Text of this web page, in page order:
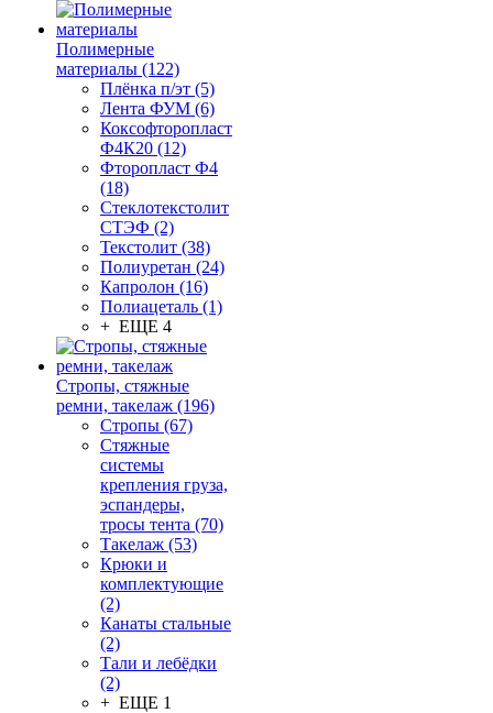
Полимерные
материалы (122)
Плёнка п/эт (5)
Лента ФУМ (6)
Коксофторопласт
Ф4К20 (12)
Фторопласт Ф4
(18)
Стеклотекстолит
СТЭФ (2)
Текстолит (38)
Полиуретан (24)
Капролон (16)
Полиацеталь (1)
+ ЕЩЕ 4
Стропы, стяжные
ремни, такелаж (196)
Стропы (67)
Стяжные
системы
крепления груза,
эспандеры,
тросы тента (70)
Такелаж (53)
Крюки и
комплектующие
(2)
Канаты стальные
(2)
Тали и лебёдки
(2)
+ ЕЩЕ 1